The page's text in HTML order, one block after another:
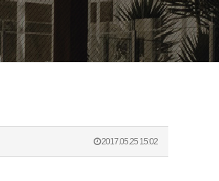
2017.05.25 15:02